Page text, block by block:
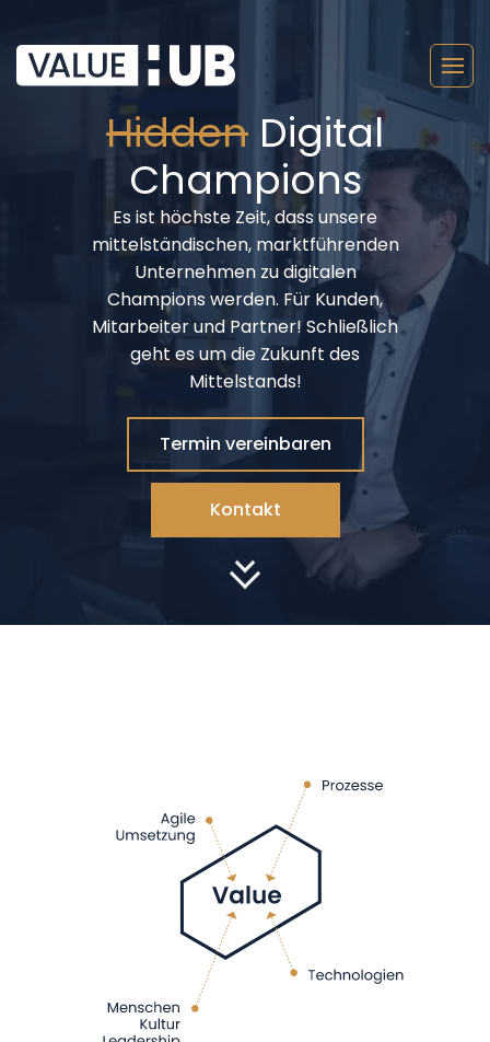
Hidden Digital
Champions
Es ist höchste Zeit, dass unsere
mittelständischen, marktführenden
Unternehmen zu digitalen
Champions werden. Für Kunden,
Mitarbeiter und Partner! Schließlich
geht es um die Zukunft des
Mittelstands!
Termin vereinbaren
Kontakt